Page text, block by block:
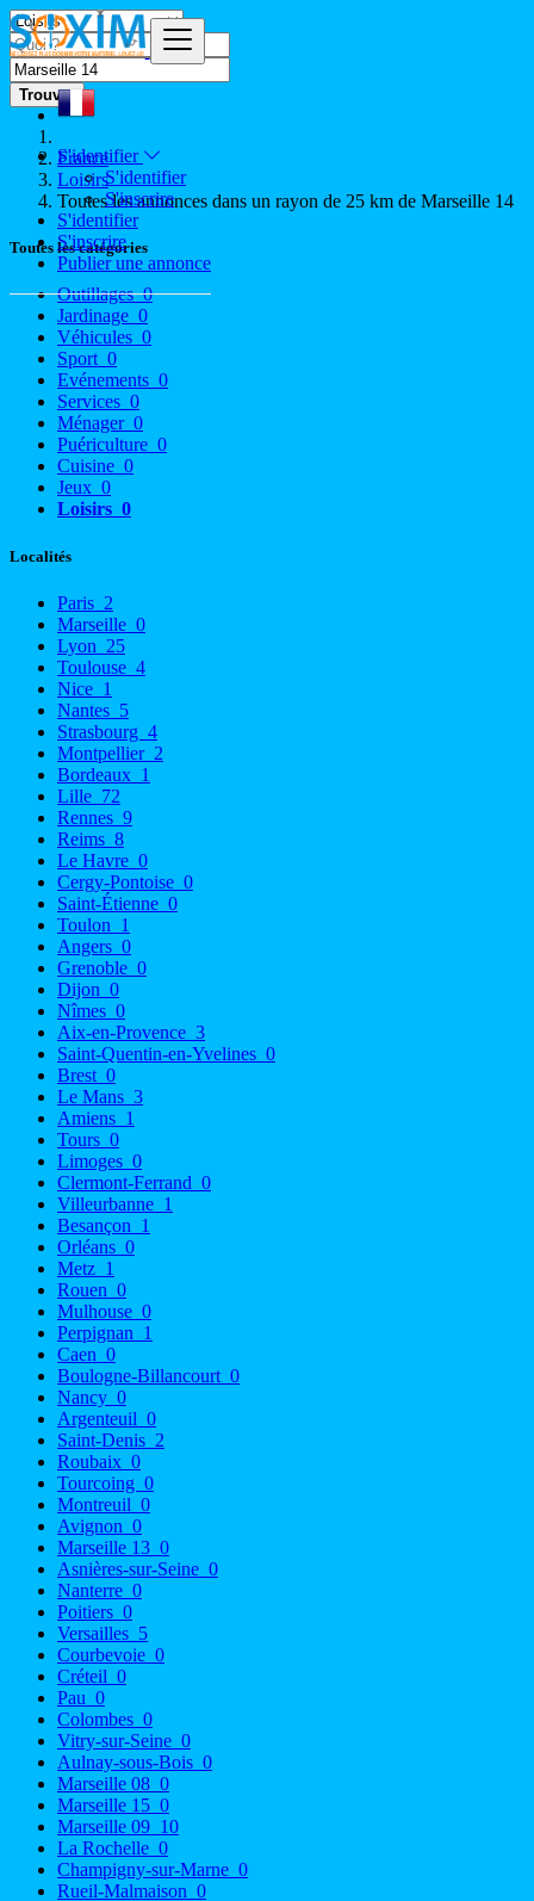
S'identifier
S'identifier
S'inscrire
S'identifier
S'inscrire
Publier une annonce
Trouver
France
Loisirs
Toutes les annonces dans un rayon de 25 km de Marseille 14
Toutes les catégories
Outillages0
Jardinage 0
Véhicules 0
Sport 0
Evénements 0
Services 0
Ménager 0
Puériculture 0
Cuisine 0
Jeux 0
Loisirs 0
Localités
Paris 2
Marseille 0
Lyon 25
Toulouse 4
Nice 1
Nantes 5
Strasbourg 4
Montpellier 2
Bordeaux 1
Lille 72
Rennes 9
Reims 8
Le Havre 0
Cergy-Pontoise 0
Saint-Étienne 0
Toulon 1
Angers 0
Grenoble 0
Dijon 0
Nîmes 0
Aix-en-Provence 3
Saint-Quentin-en-Yvelines 0
Brest 0
Le Mans 3
Amiens 1
Tours 0
Limoges 0
Clermont-Ferrand 0
Villeurbanne 1
Besançon 1
Orléans 0
Metz 1
Rouen 0
Mulhouse 0
Perpignan 1
Caen 0
Boulogne-Billancourt 0
Nancy 0
Argenteuil 0
Saint-Denis 2
Roubaix 0
Tourcoing 0
Montreuil 0
Avignon 0
Marseille 13 0
Asnières-sur-Seine 0
Nanterre 0
Poitiers 0
Versailles 5
Courbevoie 0
Créteil 0
Pau 0
Colombes 0
Vitry-sur-Seine 0
Aulnay-sous-Bois 0
Marseille 08 0
Marseille 15 0
Marseille 09 10
La Rochelle 0
Champigny-sur-Marne 0
Rueil-Malmaison 0